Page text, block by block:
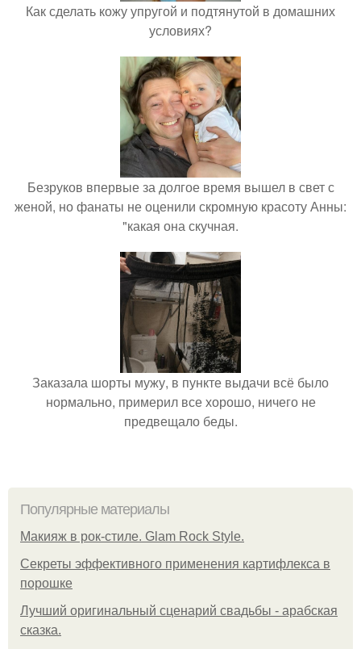
Как сделать кожу упругой и подтянутой в домашних
условиях?
Безруков впервые за долгое время вышел в свет с
женой, но фанаты не оценили скромную красоту Анны:
"какая она скучная.
Заказала шорты мужу, в пункте выдачи всё было
нормально, примерил все хорошо, ничего не
предвещало беды.
Популярные материалы
Макияж в рок-стиле. Glam Rock Style.
Секреты эффективного применения картифлекса в
порошке
Лучший оригинальный сценарий свадьбы - арабская
сказка.